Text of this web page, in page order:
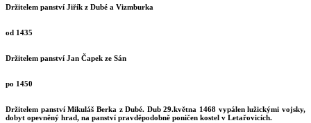
Držitelem panství Jiřík z Dubé a Vizmburka
od 1435
Držitelem panství Jan Čapek ze Sán
po 1450
Držitelem panství Mikuláš Berka z Dubé. Dub 29.května 1468 vypálen lužickými vojsky,
dobyt opevněný hrad, na panství pravděpodobně poničen kostel v Letařovicích.